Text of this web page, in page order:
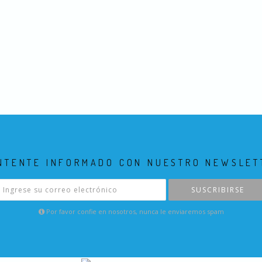
INFORMADO CON NUESTRO
SUSCRIBIRSE
Por favor confie en nosotros, nunca le enviaremos spam